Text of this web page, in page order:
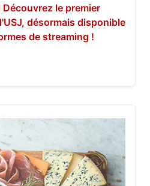
Découvrez le premier
désormais disponible
de streaming !